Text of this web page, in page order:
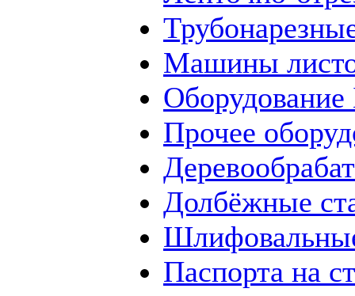
Машины
Прочее
Долбёжные
Паспорта на